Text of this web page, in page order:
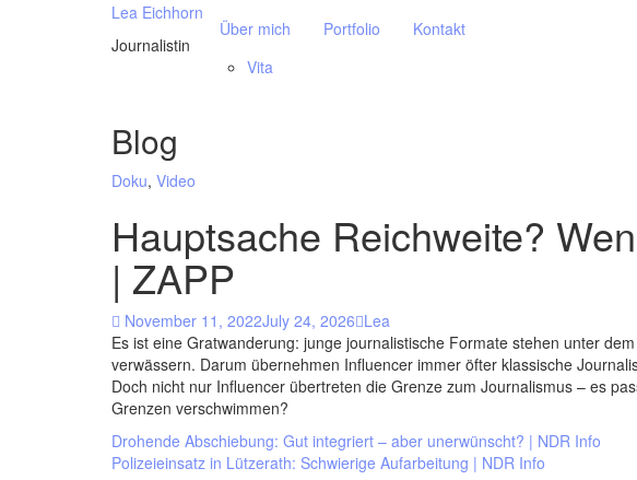
Lea Eichhorn
Journalistin
Über mich
Vita
Portfolio Kontakt
Blog
Doku, Video
Hauptsache Reichweite?
| ZAPP
November 11, 2022July 24, 2026 Lea
Es ist eine Gratwanderung: junge journalistische Formate stehen unter
verwässern. Darum übernehmen Influencer immer öfter klassische
Doch nicht nur Influencer übertreten die Grenze zum Journalismus – es
Grenzen verschwimmen?
Post
Drohende Abschiebung: Gut integriert – aber unerwünscht? | NDR Info
Polizeieinsatz in Lützerath: Schwierige Aufarbeitung | NDR Info